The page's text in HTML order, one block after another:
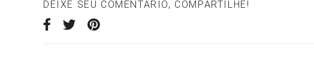
DEIXE SEU COMENTÁRIO, COMPARTILHE!